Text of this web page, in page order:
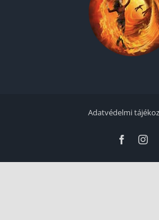
Adatvédelmi
Facebook